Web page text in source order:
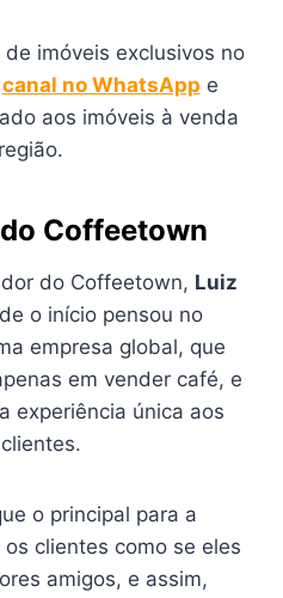
imóveis exclusivos no
canal no WhatsApp e
aos imóveis à venda
Coffeetown
do Coffeetown, Luiz
o início pensou no
empresa global, que
em vender café, e
experiência única aos
o principal para a
clientes como se eles
amigos, e assim,